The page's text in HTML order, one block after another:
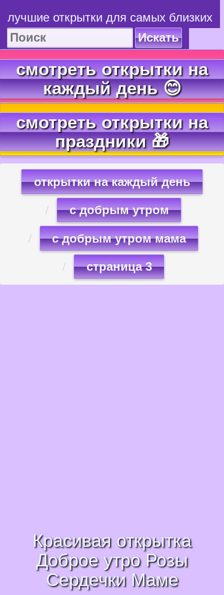
лучшие открытки для самых близких
Искать
смотреть открытки на
каждый день 😊
смотреть открытки на
праздники 🎁
открытки на каждый день
с добрым утром
с добрым утром мама
страница 3
Красивая открытка
Доброе утро Розы
Сердечки Маме